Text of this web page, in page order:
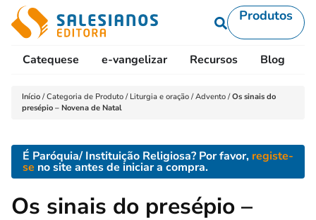
Produtos
Catequese e-vangelizar Recursos Blog
Início /Categoria de Produto / Liturgia e oração /Advento /Os sinais do
presépio – Novena de Natal
É Paróquia/ Instituição Religiosa? Por favor, registe-
se no site antes de iniciar a compra.
Os sinais do presépio –